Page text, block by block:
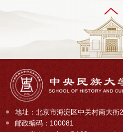
地址：北京市海淀区中关村南大街
邮政编码：100081